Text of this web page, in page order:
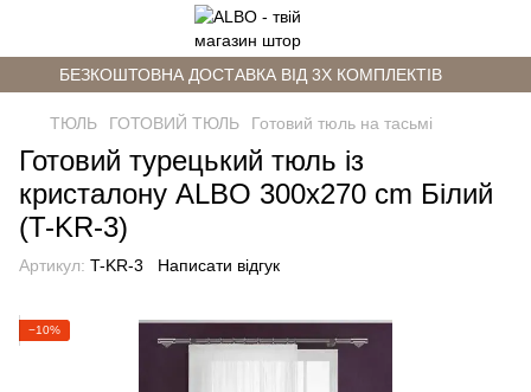
БЕЗКОШТОВНА ДОСТАВКА ВІД 3Х КОМПЛЕКТІВ
ТЮЛЬ ГОТОВИЙ ТЮЛЬ Готовий тюль на тасьмі
Готовий турецький тюль із
кристалону ALBO 300x270 cm Білий
(T-KR-3)
Артикул: T-KR-3 Написати відгук
−10%